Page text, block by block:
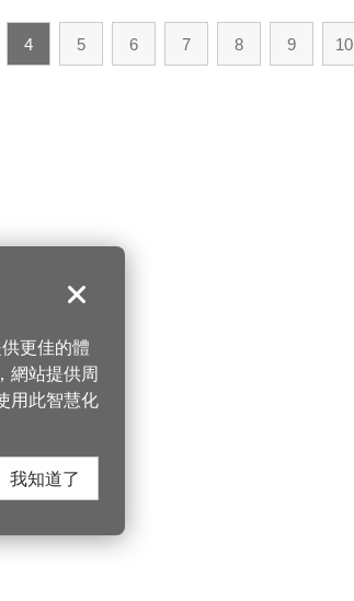
4 5 6 7 8 9 10
關閉
更佳的體
網站提供周
用此智慧化
我知道了